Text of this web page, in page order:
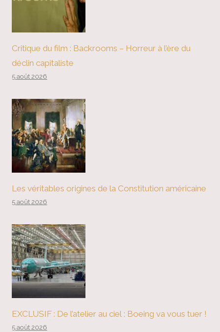
Critique du film : Backrooms – Horreur à l’ère du
déclin capitaliste
5 août 2026
Les véritables origines de la Constitution américaine
5 août 2026
EXCLUSIF : De l’atelier au ciel : Boeing va vous tuer !
5 août 2026